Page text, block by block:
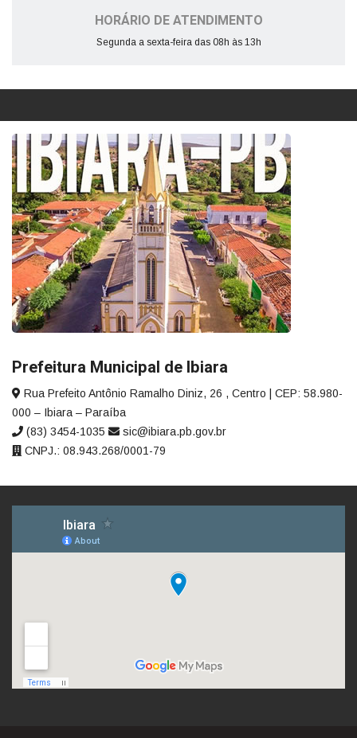
HORÁRIO DE ATENDIMENTO
Segunda a sexta-feira das 08h às 13h
Prefeitura Municipal de Ibiara
Rua Prefeito Antônio Ramalho Diniz, 26 , Centro | CEP: 58.980-
000 – Ibiara – Paraíba
(83) 3454-1035
sic@ibiara.pb.gov.br
CNPJ.: 08.943.268/0001-79